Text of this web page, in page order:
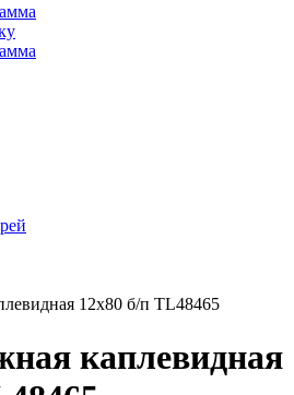
12x80 б/п TL48465
каплевидная